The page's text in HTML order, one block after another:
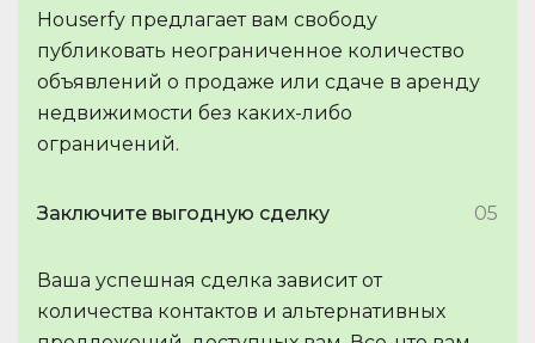
Houserfy предлагает вам свободу
публиковать неограниченное количество
объявлений о продаже или сдаче в аренду
недвижимости без каких-либо
ограничений.
Заключите выгодную сделку 05
Ваша успешная сделка зависит от
количества контактов и альтернативных